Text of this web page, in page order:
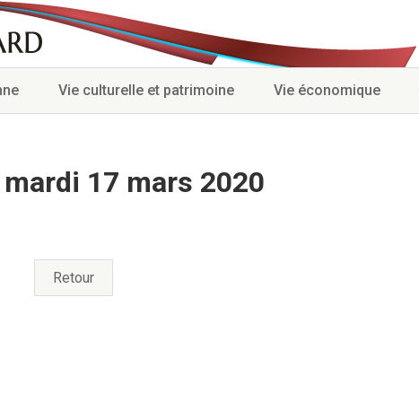
Vie culturelle et patrimoine Vie économique
17 mars 2020
Retour